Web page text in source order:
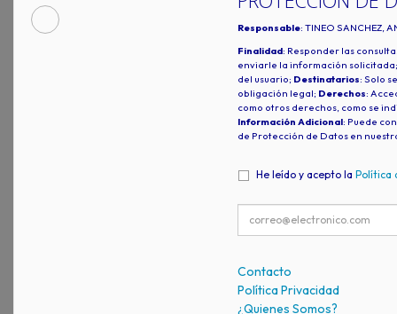
Responsable: TINEO SANCHEZ,
Finalidad: Responder las
enviarle la información
del usuario; Destinatarios: Solo
obligación legal; Derechos:
como otros derechos, como se
Información Adicional: Puede
de Protección de Datos en
He leído y acepto la Política
Contacto
Política Privacidad
¿Quienes Somos?